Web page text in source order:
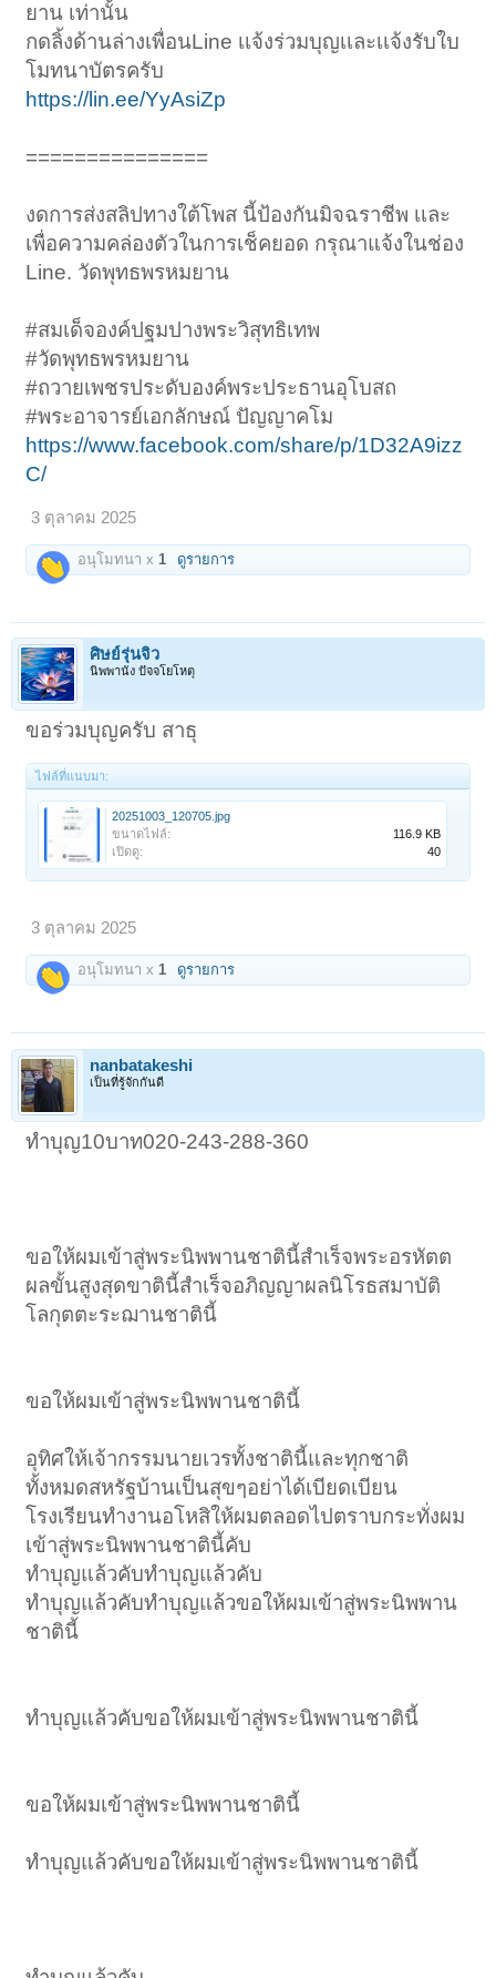
ยาน เท่านั้น
กดลิ้งด้านล่างเพื่อนLine เเจ้งร่วมบุญเเละเเจ้งรับใบ
โมทนาบัตรครับ
https://lin.ee/YyAsiZp
===============
งดการส่งสลิปทางใต้โพส นี้ป้องกันมิจฉราชีพ เเละ
เพื่อความคล่องตัวในการเช็คยอด กรุณาแจ้งในช่อง
Line. วัดพุทธพรหมยาน
#สมเด็จองค์ปฐมปางพระวิสุทธิเทพ
#วัดพุทธพรหมยาน
#ถวายเพชรประดับองค์พระประธานอุโบสถ
#พระอาจารย์เอกลักษณ์ ปัญญาคโม
https://www.facebook.com/share/p/1D32A9izz
C/
3 ตุลาคม 2025
อนุโมทนา x1 ดูรายการ
ศิษย์รุ่นจิ๋ว
นิพพานัง ปัจจโยโหตุ
ขอร่วมบุญครับ สาธุ
ไฟล์ที่แนบมา:
20251003_120705.jpg
ขนาดไฟล์:
116.9 KB
เปิดดู:
40
3 ตุลาคม 2025
อนุโมทนา x1 ดูรายการ
nanbatakeshi
เป็นที่รู้จักกันดี
ทำบุญ10บาท020-243-288-360
ขอให้ผมเข้าสู่พระนิพพานชาตินี้สำเร็จพระอรหัตต
ผลขั้นสูงสุดขาตินี้สำเร็จอภิญญาผลนิโรธสมาบัติ
โลกุตตะระฌานชาตินี้
ขอให้ผมเข้าสู่พระนิพพานชาตินี้
อุทิศให้เจ้ากรรมนายเวรทั้งชาตินี้และทุกชาติ
ทั้งหมดสหรัฐบ้านเป็นสุขๆอย่าได้เบียดเบียน
โรงเรียนทำงานอโหสิให้ผมตลอดไปตราบกระทั่งผม
เข้าสู่พระนิพพานชาตินี้คับ
ทำบุญแล้วคับทำบุญแล้วคับ
ทำบุญแล้วคับทำบุญแล้วขอให้ผมเข้าสู่พระนิพพาน
ชาตินี้
ทำบุญแล้วคับขอให้ผมเข้าสู่พระนิพพานชาตินี้
ขอให้ผมเข้าสู่พระนิพพานชาตินี้
ทำบุญแล้วคับขอให้ผมเข้าสู่พระนิพพานชาตินี้